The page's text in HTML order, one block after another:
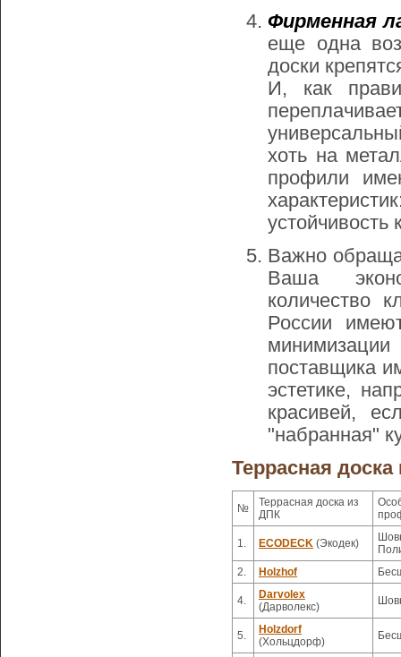
Фирменная
еще одна
доски
И, как
хоть на
профили
Важно
Ваша
количество
России
поставщика
эстетике,
красивей,
"набранная"
Террасная
№
Террасная доска из
ДПК
1. ECODECK (Экодек)
2.
Holzhof
4.
Darvolex
(Дарволекс)
5.
Holzdorf
(Хольцдорф)